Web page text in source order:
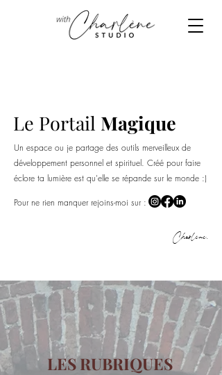
Le Portail Magique
Un espace ou je partage des outils merveilleux de
développement personnel et spirituel. Créé pour faire
éclore ta lumière est qu'elle se répande sur le monde :)
Pour ne rien manquer rejoins-moi sur :
Charlène.
LES RUBRIQUES